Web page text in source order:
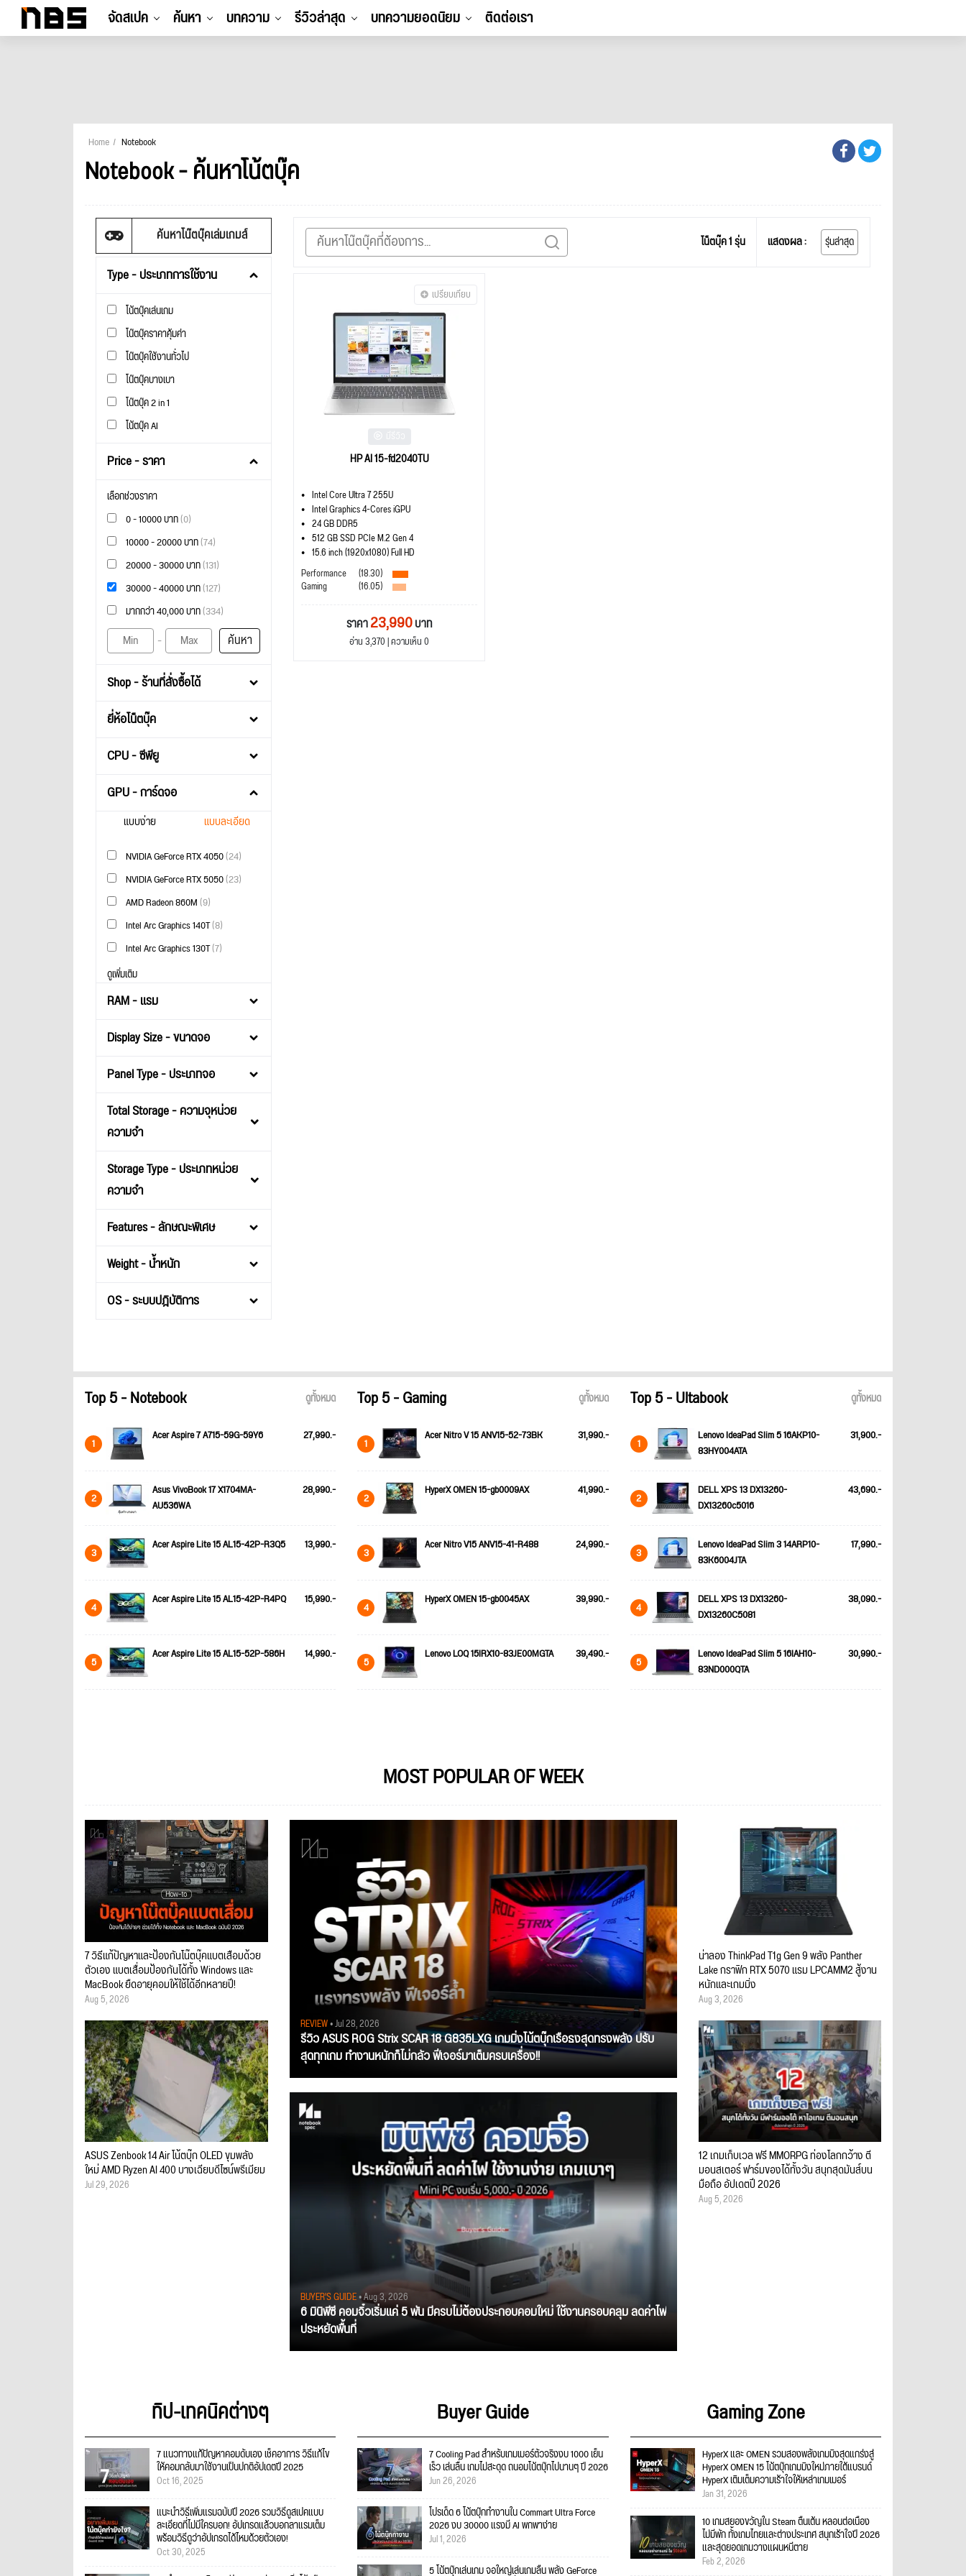
จัดสเปค ค้นหา บทความ รีวิวล่าสุด บทความยอดนิยม ติดต่อเรา
Home Notebook
Notebook - ค้นหาโน้ตบุ๊ค
ค้นหาโน๊ตบุ๊คเล่มเกมส์
Type - ประเภทการใช้งาน
โน้ตบุ๊คเล่นเกม
โน๊ตบุ๊คราคาคุ้มค่า
โน๊ตบุ๊คใช้งานทั่วไป
โน๊ตบุ๊คบางเบา
โน๊ตบุ๊ค 2 in 1
โน้ตบุ๊ค AI
Price - ราคา
เลือกช่วงราคา
0 - 10000 บาท(0)
10000 - 20000 บาท(74)
20000 - 30000 บาท(131)
30000 - 40000 บาท(127)
มากกว่า 40,000 บาท(334)
- ค้นหา
Shop - ร้านที่สั่งซื้อได้
ยี่ห้อโน็ตบุ๊ค
CPU - ซีพียู
GPU - การ์ดจอ
แบบง่าย แบบละเอียด
NVIDIA GeForce RTX 4050(24)
NVIDIA GeForce RTX 5050(23)
AMD Radeon 860M(9)
Intel Arc Graphics 140T(8)
Intel Arc Graphics 130T(7)
ดูเพิ่มเติม
RAM - แรม
Display Size - ขนาดจอ
Panel Type - ประเภทจอ
Total Storage - ความจุหน่วย
ความจำ
Storage Type - ประเภทหน่วย
ความจำ
Features - ลักษณะพิเศษ
Weight - น้ำหนัก
OS - ระบบปฎิบัติการ
โน็ตบุ๊ค 1 รุ่น แสดงผล : รุ่นล่าสุด
เปรียบเทียบ
HP AI 15-fd2040TU
Intel Core Ultra 7 255U
Intel Graphics 4-Cores iGPU
24 GB DDR5
512 GB SSD PCIe M.2 Gen 4
15.6 inch (1920x1080) Full HD
Performance
(18.30)
Gaming (16.05)
ราคา23,990บาท
อ่าน 3,370 | ความเห็น 0
Top 5 - Notebook ดูทั้งหมด
1 Acer Aspire 7 A715-59G-59Y6 27,990.-
2
Asus VivoBook 17 X1704MA-
AU536WA
28,990.-
3 Acer Aspire Lite 15 AL15-42P-R3Q5 13,990.-
4 Acer Aspire Lite 15 AL15-42P-R4PQ 15,990.-
5 Acer Aspire Lite 15 AL15-52P-586H 14,990.-
Top 5 - Gaming ดูทั้งหมด
1 Acer Nitro V 15 ANV15-52-73BK 31,990.-
2 HyperX OMEN 15-gb0009AX 41,990.-
3 Acer Nitro V15 ANV15-41-R488 24,990.-
4 HyperX OMEN 15-gb0045AX 39,990.-
5 Lenovo LOQ 15IRX10-83JE00MGTA 39,490.-
Top 5 - Ultabook ดูทั้งหมด
1
Lenovo IdeaPad Slim 5 16AKP10-
83HY004ATA
31,900.-
2
DELL XPS 13 DX13260-
DX13260c5016
43,690.-
3
Lenovo IdeaPad Slim 3 14ARP10-
83K6004JTA
17,990.-
4
DELL XPS 13 DX13260-
DX13260C5081
38,090.-
5
Lenovo IdeaPad Slim 5 16IAH10-
83ND000QTA
30,990.-
MOST POPULAR OF WEEK
REVIEW• Jul 28, 2026
รีวิว ASUS ROG Strix SCAR 18 G835LXG เกมมิ่งโน้ตบุ๊กเรือธงสุดทรงพลัง ปรับ
สุดทุกเกม ทำงานหนักก็ไม่กลัว ฟีเจอร์มาเต็มครบเครื่อง!!
BUYER'S GUIDE• Aug 3, 2026
6 มินิพีซี คอมจิ๋วเริ่มแค่ 5 พัน มีครบไม่ต้องประกอบคอมใหม่ ใช้งานครอบคลุม ลดค่าไฟ
ประหยัดพื้นที่
7 วิธีแก้ปัญหาและป้องกันโน๊ตบุ๊คแบตเสื่อมด้วย
ตัวเอง แบตเสื่อมป้องกันได้ทั้ง Windows และ
MacBook ยืดอายุคอมให้ใช้ได้อีกหลายปี!
Aug 5, 2026
ASUS Zenbook 14 Air โน้ตบุ๊ก OLED ขุมพลัง
ใหม่ AMD Ryzen AI 400 บางเฉียบดีไซน์พรีเมียม
Jul 29, 2026
น่าลอง ThinkPad T1g Gen 9 พลัง Panther
Lake กราฟิก RTX 5070 แรม LPCAMM2 สู้งาน
หนักและเกมมิ่ง
Aug 3, 2026
12 เกมเก็บเวล ฟรี MMORPG ท่องโลกกว้าง ตี
มอนสเตอร์ ฟาร์มของได้ทั้งวัน สนุกสุดมันส์บน
มือถือ อัปเดตปี 2026
Aug 5, 2026
ทิป-เทคนิคต่างๆ
7 แนวทางแก้ปัญหาคอมดับเอง เช็คอาการ วิธีแก้ไข
ให้คอมกลับมาใช้งานเป็นปกติอัปเดตปี 2025
Oct 16, 2025
แนะนำวิธีเพิ่มแรมฉบับปี 2026 รวมวิธีดูสเปคแบบ
ละเอียดที่ไม่มีใครบอก! อัปเกรดแล้วบอกลาแรมเต็ม
พร้อมวิธีดูว่าอัปเกรดได้ไหมด้วยตัวเอง!
Oct 30, 2025
Buyer Guide
7 Cooling Pad สำหรับเกมเมอร์ตัวจริงงบ 1000 เย็น
เร็ว เล่นลื่น เกมไม่สะดุด ถนอมโน้ตบุ๊กไปนานๆ ปี 2026
Jun 26, 2026
โปรเด็ด 6 โน้ตบุ๊กทำงานใน Commart Ultra Force
2026 งบ 30000 แรงมี AI พกพาง่าย
Jul 1, 2026
5 โน้ตบุ๊กเล่นเกม จอใหญ่เล่นเกมลื่น พลัง GeForce
Gaming Zone
HyperX และ OMEN รวมสองพลังเกมมิงสุดแกร่งสู่
HyperX OMEN 15 โน้ตบุ๊กเกมมิงใหม่ภายใต้แบรนด์
HyperX เติมเต็มความเร้าใจให้เหล่าเกมเมอร์
Jan 31, 2026
10 เกมสยองขวัญใน Steam ตื่นเต้น หลอนต่อเนื่อง
ไม่มีพัก ทั้งเกมไทยและต่างประเทศ สนุกเร้าใจปี 2026
และสุดยอดเกมวางแผนหนีตาย
Feb 2, 2026